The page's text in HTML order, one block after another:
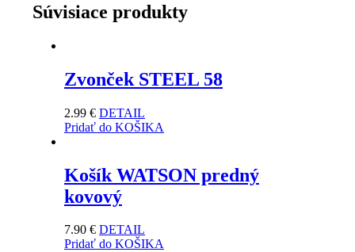
Súvisiace produkty
Zvonček STEEL 58
2.99 € DETAIL
Pridať do KOŠIKA
Košík WATSON predný
kovový
7.90 € DETAIL
Pridať do KOŠIKA